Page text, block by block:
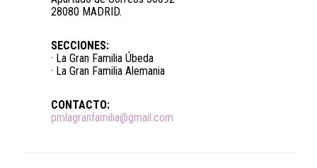
28080 MADRID.
SECCIONES:
· La Gran Familia Úbeda
· La Gran Familia Alemania
CONTACTO:
pmlagranfamilia@gmail.com